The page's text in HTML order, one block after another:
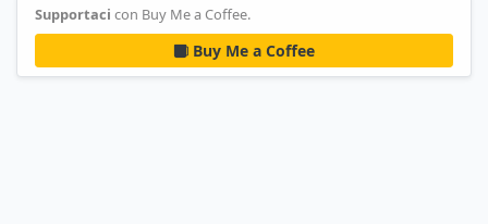
Supportaci con Buy Me a Coffee.
Buy Me a Coffee